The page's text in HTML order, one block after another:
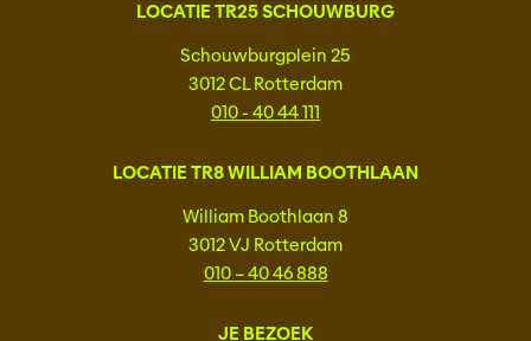
LOCATIE TR25 SCHOUWBURG
Schouwburgplein 25
3012 CL Rotterdam
010 - 40 44 111
LOCATIE TR8 WILLIAM BOOTHLAAN
William Boothlaan 8
3012 VJ Rotterdam
010 – 40 46 888
JE BEZOEK